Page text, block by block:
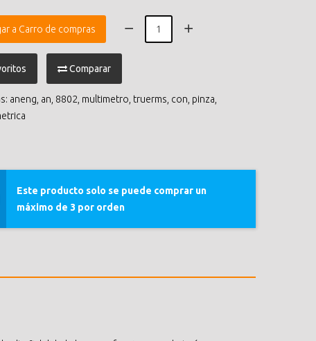
a Carro de compras
Comparar
aneng an 8802 multimetro truerms con pinza
Este producto solo se puede comprar un
máximo de 3 por orden